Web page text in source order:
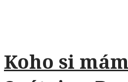
Koho si